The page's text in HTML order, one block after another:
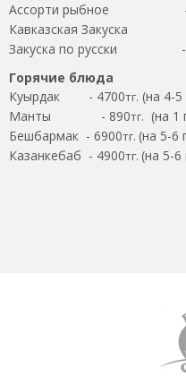
Ассорти рыбное -
Кавказская Закуска -
Закуска по русски -
Горячие блюда
Куырдак - 4700тг. (на 4-5
Манты - 890тг. (на 1
Бешбармак - 6900тг. (на 5-6
Казанкебаб - 4900тг. (на 5-6